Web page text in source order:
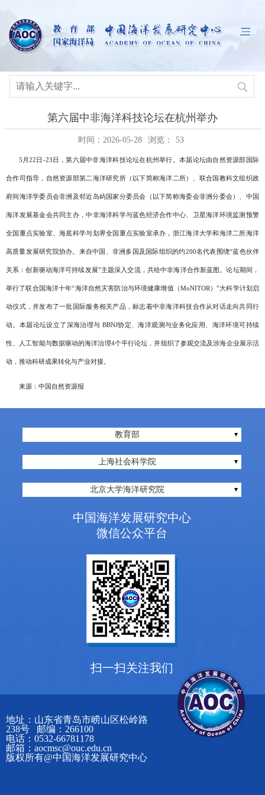
第六届中非海洋科技论坛在杭州举办
时间：2026-05-28 浏览： 53
5月22日 -23日 ，第六届中非海洋科技论坛在杭州举行。本届论坛由自然资源部国际
合作司指导，自然资源部第二海洋研究所（以下简称海洋二所）、联合国教科文组织政
府间海洋学委员会非洲及邻近岛屿国家分委员会（以下简称海委会非洲分委会）、中国
海洋发展基金会共同主办，中非海洋科学与蓝色经济合作中心、卫星海洋环境监测预警
全国重点实验室、海底科学与划界全国重点实验室承办，浙江海洋大学和海洋二所海洋
高质量发展研究院协办。来自中国、非洲多国及国际组织的约200名代表围绕“蓝色伙伴
关系：创新驱动海洋可持续发展”主题深入交流，共绘中非海洋合作新蓝图。论坛期间，
举行了联合国海洋十年“海洋自然灾害防治与环境健康增值（MoNITOR）”大科学计划启
动仪式，并发布了一批国际服务相关产品，标志着中非海洋科技合作从对话走向共同行
动。本届论坛设立了深海治理与 BBNJ协定、海洋观测与业务化应用、海洋环境可持续
性、人工智能与数据驱动的海洋治理4个平行论坛，并组织了参观交流及涉海企业展示活
动，推动科研成果转化与产业对接。
来源： 中国自然资源报
教育部
上海社会科学院
北京大学海洋研究院
中国海洋发展研究中心
微信公众平台
扫一扫关注我们
地址：山东省青岛市崂山区松岭路
238号 邮编：266100
电话：0532-66781178
邮箱：aocmsc@ouc.edu.cn
版权所有@中国海洋发展研究中心